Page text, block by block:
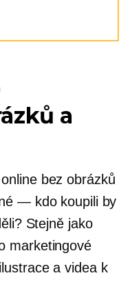
a
bez obrázků
— kdokoupili by
Stejně jako
marketingové
a videa k